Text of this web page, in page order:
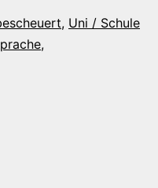
, Uni / Schule
,